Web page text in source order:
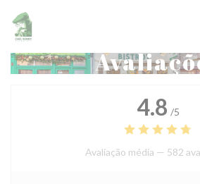
Painel de Gerenciamento de Cookies
4.8 /5
Avaliação média — 582